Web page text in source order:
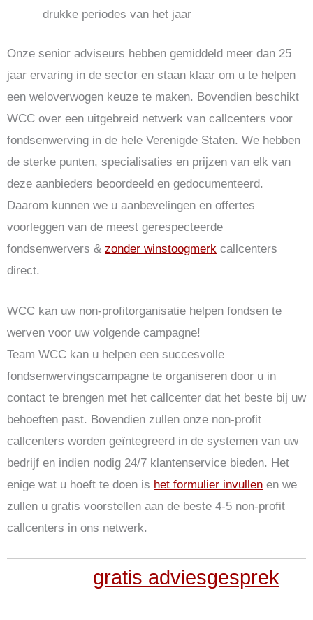
drukke periodes van het jaar
Onze senior adviseurs hebben gemiddeld meer dan 25
jaar ervaring in de sector en staan klaar om u te helpen
een weloverwogen keuze te maken. Bovendien beschikt
WCC over een uitgebreid netwerk van callcenters voor
fondsenwerving in de hele Verenigde Staten. We hebben
de sterke punten, specialisaties en prijzen van elk van
deze aanbieders beoordeeld en gedocumenteerd.
Daarom kunnen we u aanbevelingen en offertes
voorleggen van de meest gerespecteerde
fondsenwervers & zonder winstoogmerk callcenters
direct.
WCC kan uw non-profitorganisatie helpen fondsen te
werven voor uw volgende campagne!
Team WCC kan u helpen een succesvolle
fondsenwervingscampagne te organiseren door u in
contact te brengen met het callcenter dat het beste bij uw
behoeften past. Bovendien zullen onze non-profit
callcenters worden geïntegreerd in de systemen van uw
bedrijf en indien nodig 24/7 klantenservice bieden. Het
enige wat u hoeft te doen is het formulier invullen en we
zullen u gratis voorstellen aan de beste 4-5 non-profit
callcenters in ons netwerk.
gratis adviesgesprek